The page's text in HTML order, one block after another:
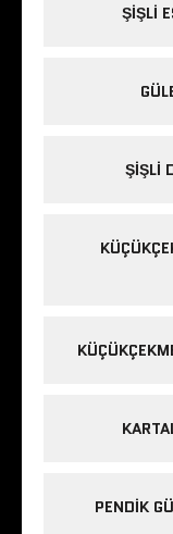
ŞIŞLI
ŞIŞLI
PENDIK